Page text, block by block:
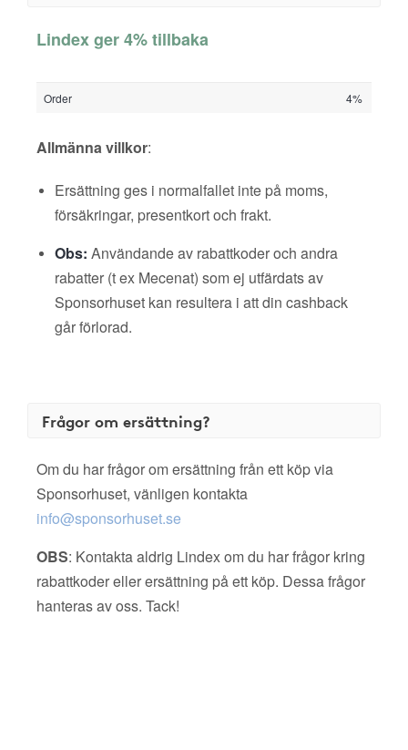
Lindex ger 4% tillbaka
Order 4%
Allmänna villkor:
Ersättning ges i normalfallet inte på moms,
försäkringar, presentkort och frakt.
Obs: Användande av rabattkoder och andra
rabatter (t ex Mecenat) som ej utfärdats av
Sponsorhuset kan resultera i att din cashback
går förlorad.
Frågor om ersättning?
Om du har frågor om ersättning från ett köp via
Sponsorhuset, vänligen kontakta
info@sponsorhuset.se
OBS: Kontakta aldrig Lindex om du har frågor kring
rabattkoder eller ersättning på ett köp. Dessa frågor
hanteras av oss. Tack!